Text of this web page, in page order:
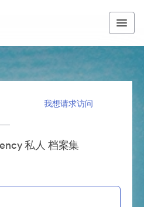
我想请求访问
私人 档案集